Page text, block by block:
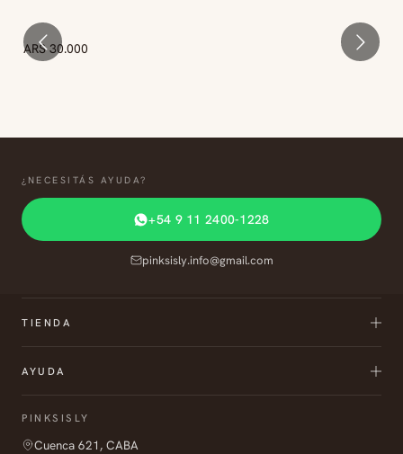
ARS 30.000
¿NECESITÁS AYUDA?
+54 9 11 2400-1228
pinksisly.info@gmail.com
TIENDA
AYUDA
PINKSISLY
Cuenca 621, CABA